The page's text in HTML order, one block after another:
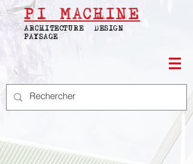
PIMACHINE
ARCHITECTURE | DESIGN |
PAYSAGE